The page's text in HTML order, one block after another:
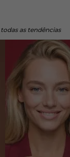
as tendências